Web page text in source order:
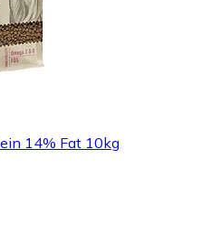
14% Fat 10kg